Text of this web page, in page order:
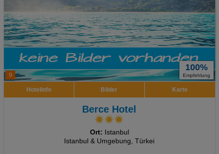
9
100%
Empfehlung
Hotelinfo Bilder Karte
Berce Hotel
Ort: Istanbul
Istanbul & Umgebung, Türkei